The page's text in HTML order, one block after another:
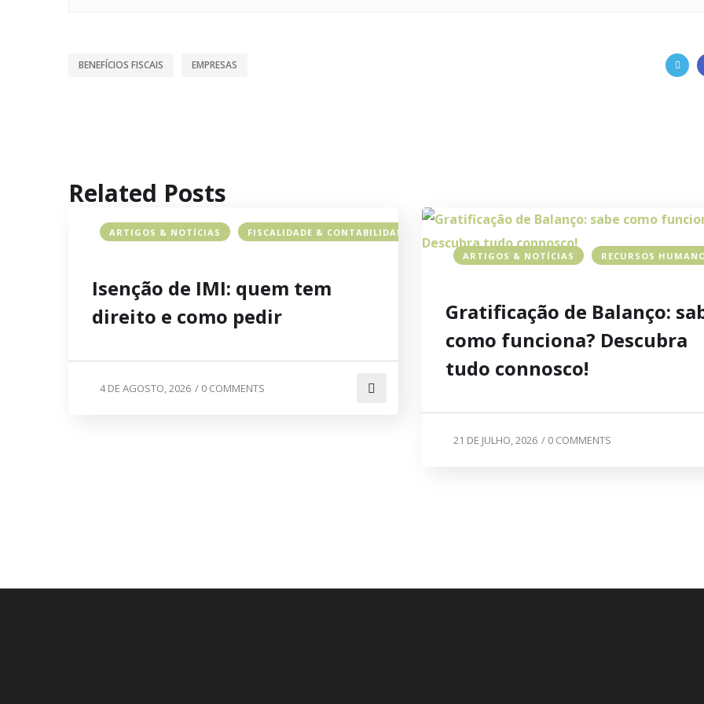
BENEFÍCIOS FISCAIS EMPRESAS
Related Posts
ARTIGOS & NOTÍCIAS FISCALIDADE & CONTABILIDADE
Isenção de IMI: quem tem
direito e como pedir
4 DE AGOSTO, 2026 / 0 COMMENTS
ARTIGOS & NOTÍCIAS RECURSOS
Gratificação de Balanço:
como funciona? Descubra
tudo connosco!
21 DE JULHO, 2026 / 0 COMMENTS